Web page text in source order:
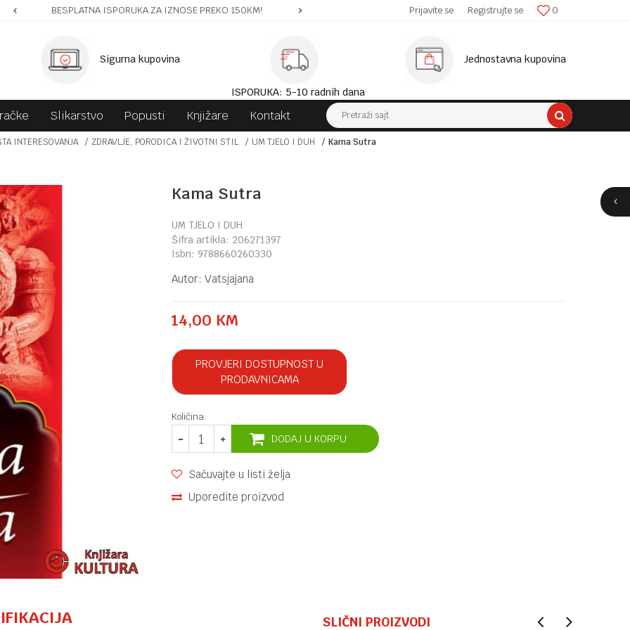
BESPLATNA ISPORUKA ZA IZNOSE PREKO 150KM! SIGURNA ISPORUKA! 0
Prijavite se Registrujte se
Sigurna kupovina
ISPORUKA: 5-10 radnih dana
Jednostavna kupovina
Slikarstvo Popusti Knjižare Kontakt Pretraži sajt
INTERESOVANJA ZDRAVLJE, PORODICA I ŽIVOTNI STIL UM TJELO I DUH Kama Sutra
Kama Sutra
UM TJELO I DUH
Šifra artikla: 206271397
Isbn: 9788660260330
Autor: Vatsjajana
14,00 KM
PROVJERI DOSTUPNOST U
PRODAVNICAMA
Količina:
DODAJ U KORPU
Sačuvajte u listi želja
Uporedite proizvod
SLIČNI PROIZVODI